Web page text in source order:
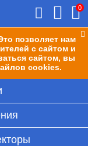
позволяет нам
с сайтом и
сайтом, вы
cookies.
0